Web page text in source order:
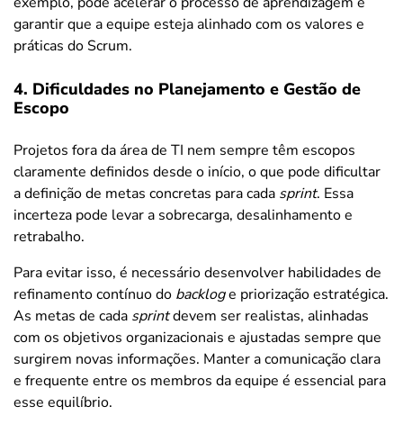
garantir que a equipe esteja alinhado com os valores e
práticas do Scrum.
4. Dificuldades no Planejamento e Gestão de
Escopo
Projetos fora da área de TI nem sempre têm escopos
claramente definidos desde o início, o que pode dificultar
a definição de metas concretas para cada sprint. Essa
incerteza pode levar a sobrecarga, desalinhamento e
retrabalho.
Para evitar isso, é necessário desenvolver habilidades de
refinamento contínuo do backloge priorização estratégica.
As metas de cada sprintdevem ser realistas, alinhadas
com os objetivos organizacionais e ajustadas sempre que
surgirem novas informações. Manter a comunicação clara
e frequente entre os membros da equipe é essencial para
esse equilíbrio.